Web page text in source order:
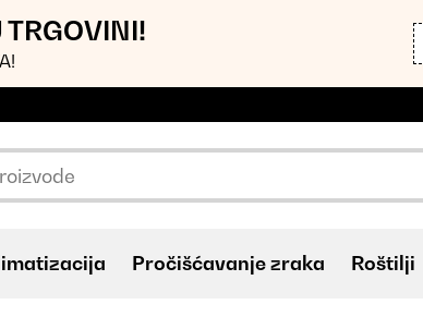
TRGOVINI!
Pročišćavanje zraka Roštilji